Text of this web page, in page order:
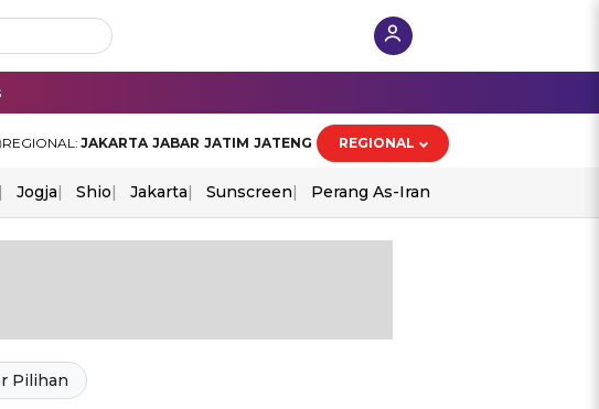
REGIONAL: JAKARTA JABAR JATIM JATENG REGIONAL
Jogja Shio Jakarta Sunscreen Perang As-Iran
Pilihan